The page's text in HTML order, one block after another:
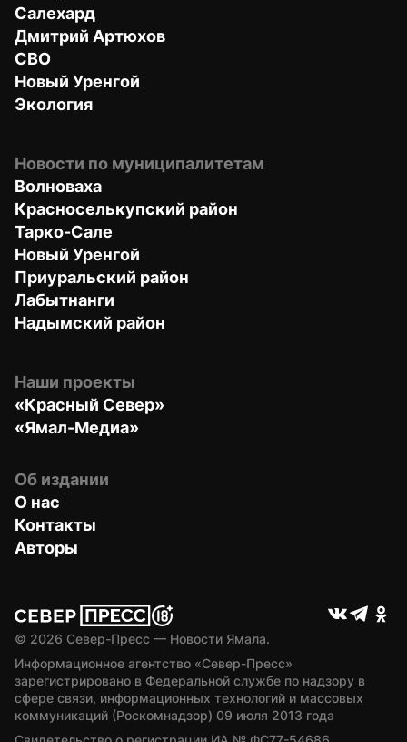
Салехард
Дмитрий Артюхов
СВО
Новый Уренгой
Экология
Новости по муниципалитетам
Волноваха
Красноселькупский район
Тарко-Сале
Новый Уренгой
Приуральский район
Лабытнанги
Надымский район
Наши проекты
«Красный Север»
«Ямал-Медиа»
Об издании
О нас
Контакты
Авторы
© 2026 Север-Пресс — Новости Ямала.
Информационное агентство «Север-Пресс»
зарегистрировано в Федеральной службе по надзору в
сфере связи, информационных технологий и массовых
коммуникаций (Роскомнадзор) 09 июля 2013 года